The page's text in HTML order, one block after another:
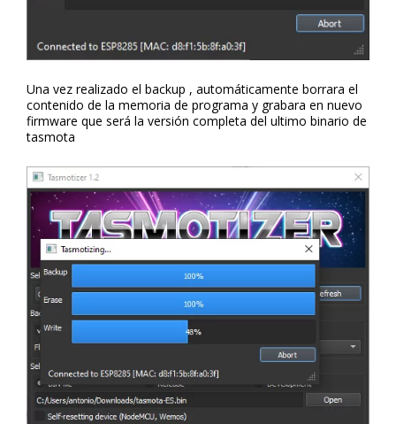
Una vez realizado el backup , automáticamente borrara el
contenido de la memoria de programa y grabara en nuevo
firmware que será la versión completa del ultimo binario de
tasmota